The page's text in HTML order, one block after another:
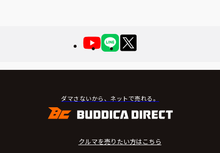
ダマさないから、ネットで売れる。
クルマを売りたい方はこちら